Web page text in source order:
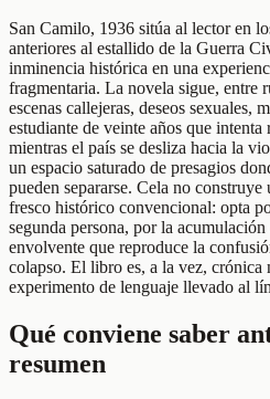
San Camilo, 1936 sitúa al lector en
anteriores al estallido de la Guerra
inminencia histórica en una
fragmentaria. La novela sigue, entre
escenas callejeras, deseos sexuales,
estudiante de veinte años que
mientras el país se desliza hacia la
un espacio saturado de presagios
pueden separarse. Cela no
fresco histórico convencional: opta
segunda persona, por la
envolvente que reproduce la
colapso. El libro es, a la vez, crónica
experimento de lenguaje llevado al
Qué conviene saber
resumen